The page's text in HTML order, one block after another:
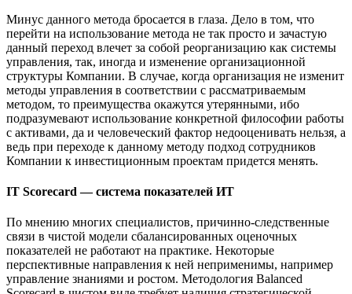
Минус данного метода бросается в глаза. Дело в том, что
перейти на использование метода не так просто и зачастую
данный переход влечет за собой реорганизацию как системы
управления, так, иногда и изменение организационной
структуры Компании. В случае, когда организация не изменит
методы управления в соответствии с рассматриваемым
методом, то преимущества окажутся утерянными, ибо
подразумевают использование конкретной философии работы
с активами, да и человеческий фактор недооценивать нельзя, а
ведь при переходе к данному методу подход сотрудников
Компании к инвестиционным проектам придется менять.
IT Scorecard — система показателей ИТ
По мнению многих специалистов, причинно-следственные
связи в чистой модели сбалансированных оценочных
показателей не работают на практике. Некоторые
перспективные направления к ней неприменимы, например
управление знаниями и ростом. Методология Balanced